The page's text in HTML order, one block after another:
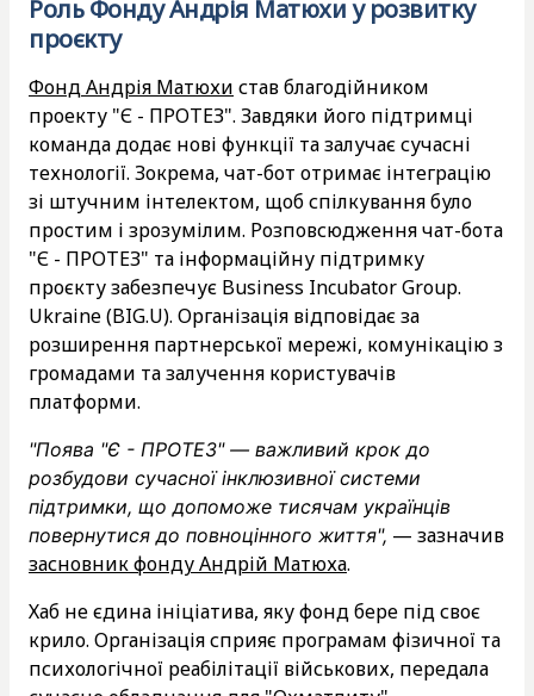
Роль Фонду Андрія Матюхи у розвитку
проєкту
Фонд Андрія Матюхи став благодійником
проекту "Є - ПРОТЕЗ". Завдяки його підтримці
команда додає нові функції та залучає сучасні
технології. Зокрема, чат-бот отримає інтеграцію
зі штучним інтелектом, щоб спілкування було
простим і зрозумілим. Розповсюдження чат-бота
"Є - ПРОТЕЗ" та інформаційну підтримку
проєкту забезпечує Business Incubator Group.
Ukraine (BIG.U). Організація відповідає за
розширення партнерської мережі, комунікацію з
громадами та залучення користувачів
платформи.
"Поява "Є - ПРОТЕЗ" — важливий крок до
розбудови сучасної інклюзивної системи
підтримки, що допоможе тисячам українців
повернутися до повноцінного життя", — зазначив
засновник фонду Андрій Матюха.
Хаб не єдина ініціатива, яку фонд бере під своє
крило. Організація сприяє програмам фізичної та
психологічної реабілітації військових, передала